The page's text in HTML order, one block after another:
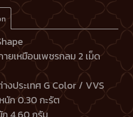
ยเหมือนเพชรกลม 2 เม็ด
งประเทศ G Color / VVS
นัก 0.30 กะรัต